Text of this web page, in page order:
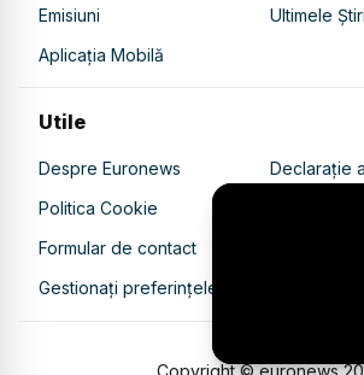
Emisiuni
Ultimele Știri
Aplicația Mobilă
Utile
Despre Euronews
Declarație
Politica Cookie
Politica de
Formular de contact
Gestionați preferințele